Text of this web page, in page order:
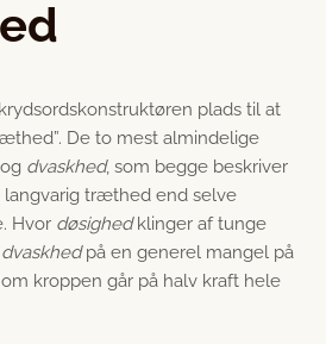
plads til at
De to mest almindelige
dvaskhed, som begge beskriver
langvarig træthed end selve
Hvor døsighedklinger af tunge
dvaskhedpå en generel mangel på
kroppen går på halv kraft hele